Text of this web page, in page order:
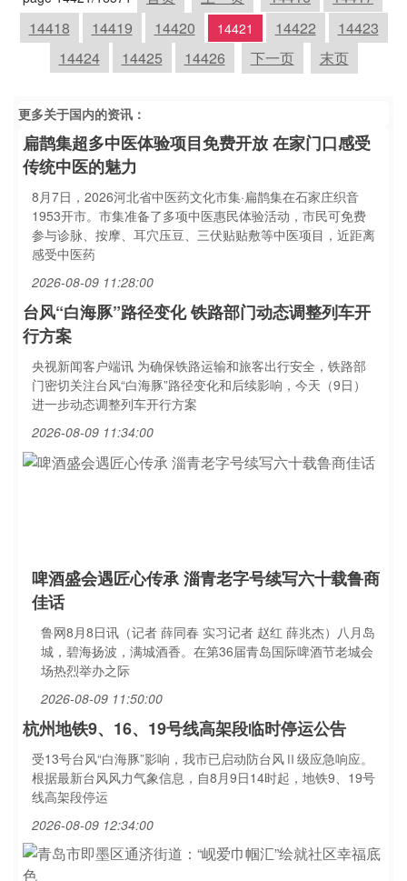
14418
14419 14420 14421 14422
14423
14424
14425 14426 下一页 末页
更多关于国内的资讯：
扁鹊集超多中医体验项目免费开放 在家门口感受
传统中医的魅力
8月7日，2026河北省中医药文化市集·扁鹊集在石家庄织音
1953开市。市集准备了多项中医惠民体验活动，市民可免费
参与诊脉、按摩、耳穴压豆、三伏贴贴敷等中医项目，近距离
感受中医药
2026-08-09 11:28:00
台风“白海豚”路径变化 铁路部门动态调整列车开
行方案
央视新闻客户端讯 为确保铁路运输和旅客出行安全，铁路部
门密切关注台风“白海豚”路径变化和后续影响，今天（9日）
进一步动态调整列车开行方案
2026-08-09 11:34:00
啤酒盛会遇匠心传承 淄青老字号续写六十载鲁商
佳话
鲁网8月8日讯（记者 薛同春 实习记者 赵红 薛兆杰）八月岛
城，碧海扬波，满城酒香。在第36届青岛国际啤酒节老城会
场热烈举办之际
2026-08-09 11:50:00
杭州地铁9、16、19号线高架段临时停运公告
受13号台风“白海豚”影响，我市已启动防台风Ⅱ级应急响应。
根据最新台风风力气象信息，自8月9日14时起，地铁9、19号
线高架段停运
2026-08-09 12:34:00